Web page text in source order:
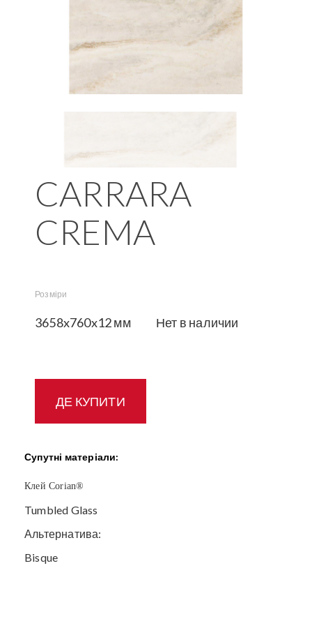
CARRARA
CREMA
Розміри
3658x760x12 мм Нет в наличии
ДЕ КУПИТИ
Супутні матеріали:
Клей Corian®
Tumbled Glass
Альтернатива:
Bisque